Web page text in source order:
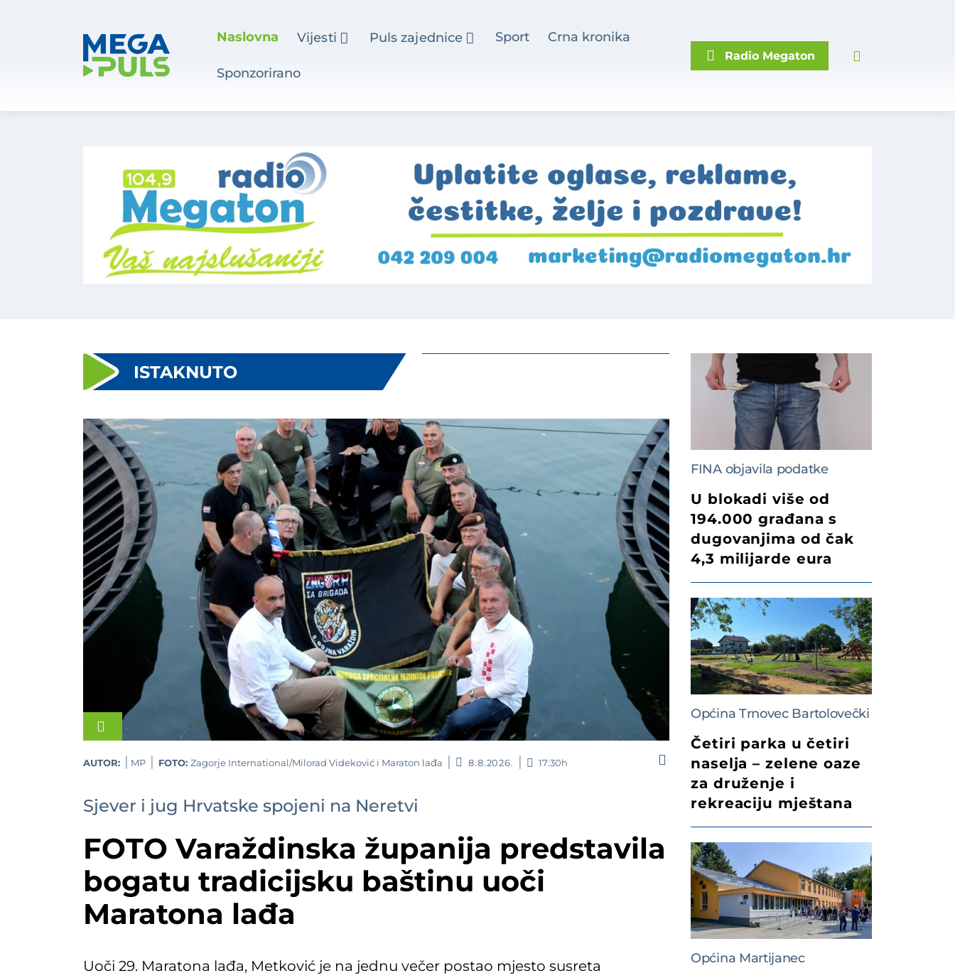
Naslovna Vijesti Puls zajednice Sport Crna kronika
Sponzorirano
Radio Megaton
ISTAKNUTO
AUTOR: MP FOTO: Zagorje International/Milorad Videković i Maraton lađa 8.8.2026. 17:30h
Sjever i jug Hrvatske spojeni na Neretvi
FOTO Varaždinska županija predstavila
bogatu tradicijsku baštinu uoči
Maratona lađa
Uoči 29. Maratona lađa, Metković je na jednu večer postao mjesto susreta
FINA objavila podatke
U blokadi više od
194.000 građana s
dugovanjima od čak
4,3 milijarde eura
Općina Trnovec Bartolovečki
Četiri parka u četiri
naselja – zelene oaze
za druženje i
rekreaciju mještana
Općina Martijanec